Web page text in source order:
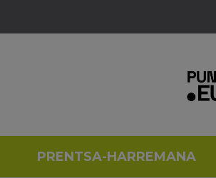
PRENTSA-HARREMANA